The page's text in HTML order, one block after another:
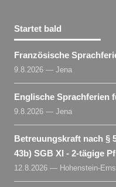
Startet bald
Französische
9.8.2026 — Jena
Englische Sprachferien
9.8.2026 — Jena
Betreuungskraft nach §
43b) SGB XI - 2-tägige
12.8.2026 — Hohenstein-